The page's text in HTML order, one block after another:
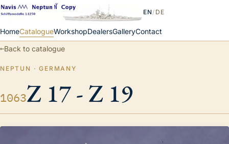
HomeCatalogueWorkshopDealersGalleryContact
EN/ DE
←Back to catalogue
NEPTUN · GERMANY
1063Z 17 - Z 19